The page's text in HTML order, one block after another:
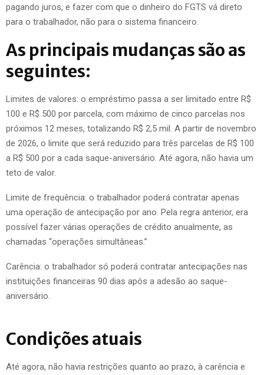
pagando juros, e fazer com que o dinheiro do FGTS vá direto
para o trabalhador, não para o sistema financeiro.
As principais mudanças são as
seguintes:
Limites de valores: o empréstimo passa a ser limitado entre R$
100 e R$ 500 por parcela, com máximo de cinco parcelas nos
próximos 12 meses, totalizando R$ 2,5 mil. A partir de novembro
de 2026, o limite que será reduzido para três parcelas de R$ 100
a R$ 500 por a cada saque-aniversário. Até agora, não havia um
teto de valor.
Limite de frequência: o trabalhador poderá contratar apenas
uma operação de antecipação por ano. Pela regra anterior, era
possível fazer várias operações de crédito anualmente, as
chamadas “operações simultâneas.”
Carência: o trabalhador só poderá contratar antecipações nas
instituições financeiras 90 dias após a adesão ao saque-
aniversário.
Condições atuais
Até agora, não havia restrições quanto ao prazo, à carência e